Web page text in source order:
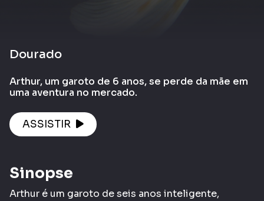
Dourado
Arthur, um garoto de 6 anos, se perde da mãe em
uma aventura no mercado.
ASSISTIR
Sinopse
Arthur é um garoto de seis anos inteligente,